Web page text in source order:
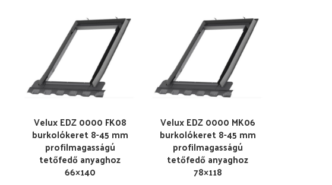
Velux EDZ 0000 FK08
burkolókeret 8-45 mm
profilmagasságú
tetőfedő anyaghoz
66×140
Velux EDZ 0000 MK06
burkolókeret 8-45 mm
profilmagasságú
tetőfedő anyaghoz
78×118